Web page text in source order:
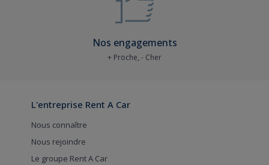
Nos engagements
+ Proche, - Cher
L'entreprise Rent A Car
Nous connaître
Nous rejoindre
Le groupe Rent A Car